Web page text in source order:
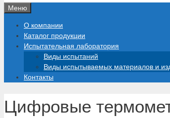
Меню
О компании
Каталог продукции
Испытательная лаборатория
Виды испытаний
Виды испытываемых материалов и
Контакты
Цифровые